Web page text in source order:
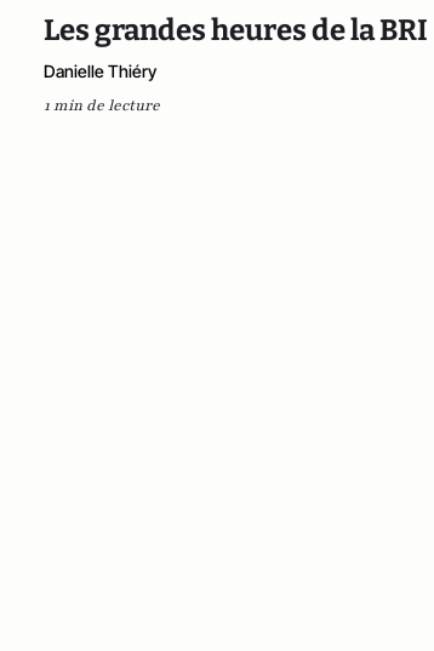
Les grandes heures de la
Danielle Thiéry
1 min de lecture